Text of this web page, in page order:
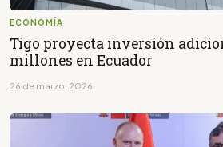
ECONOMÍA
Tigo proyecta inversión
millones en Ecuador
26 de marzo, 2026